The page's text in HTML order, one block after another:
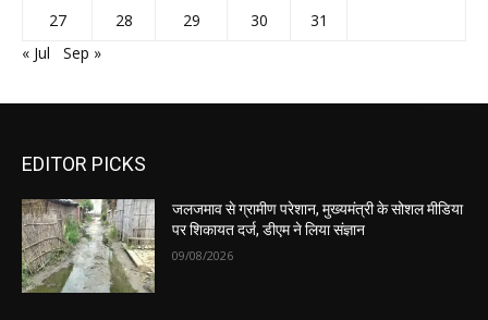
27
28 29 30
31
« Jul
Sep »
EDITOR PICKS
जलजमाव से ग्रामीण परेशान, मुख्यमंत्री के सोशल मीडिया
पर शिकायत दर्ज, डीएम ने लिया संज्ञान
09/08/2026